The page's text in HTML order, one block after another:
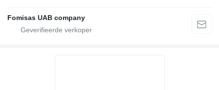
Fomisas UAB company